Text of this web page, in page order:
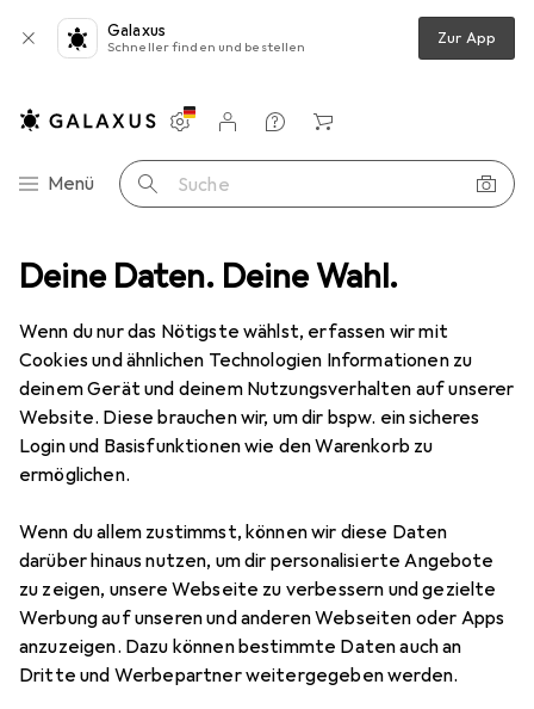
Deine Daten. Deine Wahl.
Wenn du nur das Nötigste wählst, erfassen wir mit
Cookies und ähnlichen Technologien Informationen zu
deinem Gerät und deinem Nutzungsverhalten auf unserer
Website. Diese brauchen wir, um dir bspw. ein sicheres
Login und Basisfunktionen wie den Warenkorb zu
ermöglichen.
Wenn du allem zustimmst, können wir diese Daten
darüber hinaus nutzen, um dir personalisierte Angebote
zu zeigen, unsere Webseite zu verbessern und gezielte
Werbung auf unseren und anderen Webseiten oder Apps
anzuzeigen. Dazu können bestimmte Daten auch an
Dritte und Werbepartner weitergegeben werden.
Galaxus
Schneller finden und bestellen Zur App
Navigation nach Kategorien
Menü Suche
Einstellungen
Kundenkonto
Vergleichslisten
Merklisten
Warenkorb
+ Kit OKdo Universal Steckernetzteil für Raspberry Pi 4
5 Bilder
MENGENRABATT
OKdoUniversal Steckernetzteil für
Raspberry Pi 4
Preis in EUR inkl. MwSt.
EUR
8,14
Schneller lieferbar